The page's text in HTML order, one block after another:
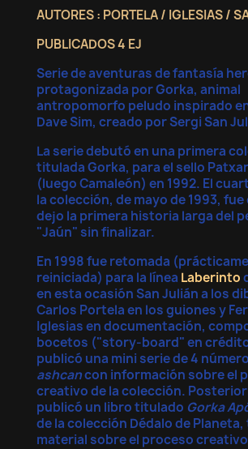
Añadir a la lista de
Crear lista de deseos
Nombre de la lista de deseos
Iniciar sesión
Debe iniciar sesión para guardar
lista de deseos.
AUTORES : PORTELA / IGLESIAS /
PUBLICADOS 4 EJ
Serie de aventuras de fantasía
protagonizada por Gorka, animal
antropomorfo peludo inspirado
Dave Sim, creado por Sergi San
La serie debutó en una primera
titulada Gorka, para el sello
(luego Camaleón) en 1992. El
la colección, de mayo de 1993,
dejo la primera historia larga del
"Jaún" sin finalizar.
En 1998 fue retomada
reiniciada) para la línea Laberinto
en esta ocasión San Julián a los
Carlos Portela en los guiones y
Iglesias en documentación,
bocetos ("story-board" en
publicó una mini serie de 4
ashcancon información sobre el
creativo de la colección.
publicó un libro titulado Gorka
de la colección Dédalo de
material sobre el proceso